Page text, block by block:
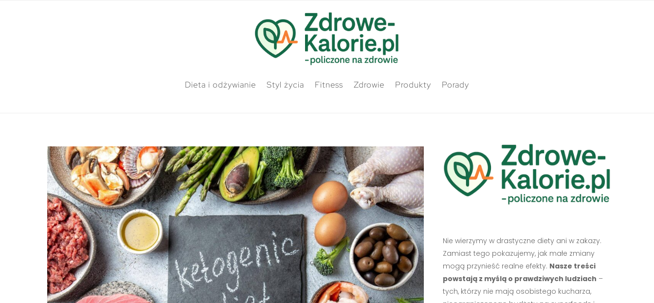
Dieta i odżywianie Styl życia Fitness Zdrowie Produkty Porady
Nie wierzymy w drastyczne diety ani w zakazy.
Zamiast tego pokazujemy, jak małe zmiany
mogą przynieść realne efekty. Nasze treści
powstają z myślą o prawdziwych ludziach –
tych, którzy nie mają osobistego kucharza,